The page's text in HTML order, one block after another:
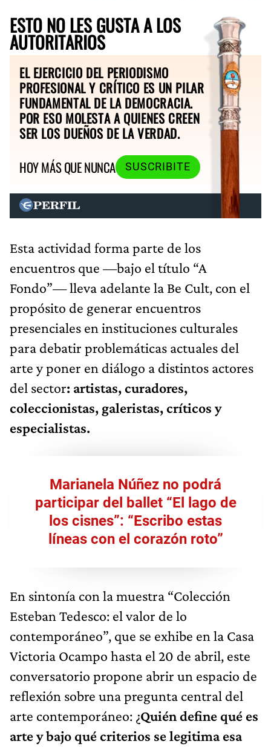
ESTO NO LES GUSTA A LOS
AUTORITARIOS
EL EJERCICIO DEL PERIODISMO
PROFESIONAL Y CRÍTICO ES UN PILAR
FUNDAMENTAL DE LA DEMOCRACIA.
POR ESO MOLESTA A QUIENES CREEN
SER LOS DUEÑOS DE LA VERDAD.
HOY MÁS QUE NUNCA
SUSCRIBITE
Esta actividad forma parte de los
encuentros que —bajo el título “A
Fondo”— lleva adelante la Be Cult, con el
propósito de generar encuentros
presenciales en instituciones culturales
para debatir problemáticas actuales del
arte y poner en diálogo a distintos actores
del sector: artistas, curadores,
coleccionistas, galeristas, críticos y
especialistas.
Marianela Núñez no podrá
participar del ballet “El lago de
los cisnes”: “Escribo estas
líneas con el corazón roto”
En sintonía con la muestra “Colección
Esteban Tedesco: el valor de lo
contemporáneo”, que se exhibe en la Casa
Victoria Ocampo hasta el 20 de abril, este
conversatorio propone abrir un espacio de
reflexión sobre una pregunta central del
arte contemporáneo: ¿Quién define qué es
arte y bajo qué criterios se legitima esa